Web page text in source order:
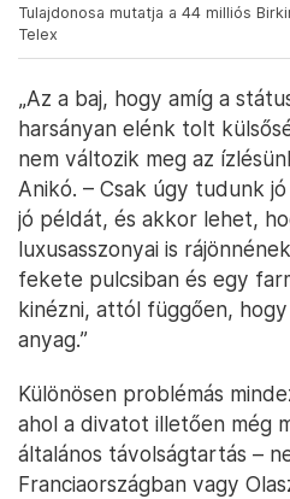
Tulajdonosa mutatja a 44 milliós
Telex
„Az a baj, hogy amíg a
harsányan elénk tolt
nem változik meg az
Anikó. – Csak úgy tudunk
jó példát, és akkor lehet,
luxusasszonyai is
fekete pulcsiban és egy
kinézni, attól függően,
anyag.”
Különösen problémás
ahol a divatot illetően még
általános távolságtartás –
Franciaországban vagy